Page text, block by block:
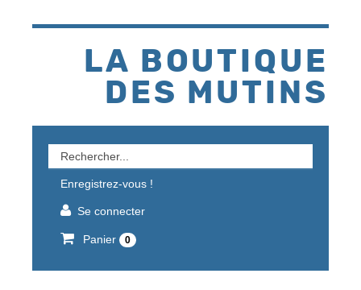
LA BOUTIQUE
DES MUTINS
Rechercher
un
produit
Enregistrez-vous !
Se connecter
Panier 0